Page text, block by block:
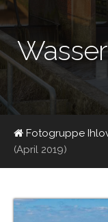
Fotogruppe
(April 2019)